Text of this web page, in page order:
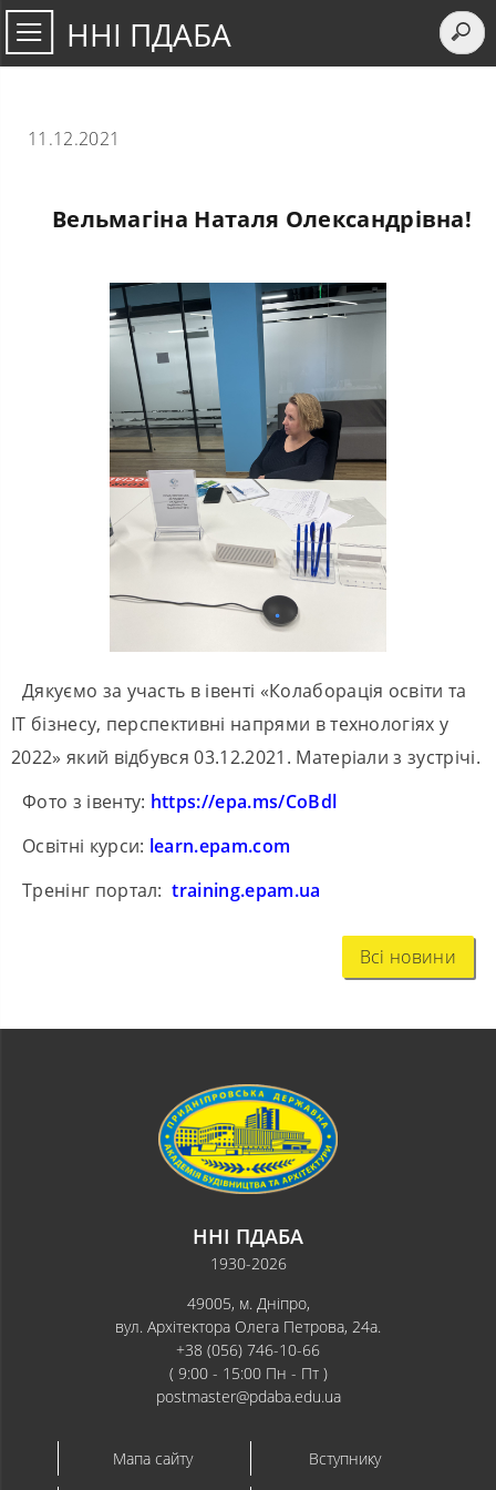
ННІ ПДАБА
11.12.2021
Вельмагіна Наталя Олександрівна!
Дякуємо за участь в івенті «Колаборація освіти та
ІТ бізнесу, перспективні напрями в технологіях у
2022» який відбувся 03.12.2021. Матеріали з зустрічі.
Фото з івенту: https://epa.ms/CoBdl
Освітні курси: learn.epam.com
Тренінг портал: training.epam.ua
Всі новини
ННІ ПДАБА
1930-2026
49005, м. Дніпро,
вул. Архітектора Олега Петрова, 24а.
+38 (056) 746-10-66
( 9:00 - 15:00 Пн - Пт )
postmaster@pdaba.edu.ua
Мапа сайту Вступнику